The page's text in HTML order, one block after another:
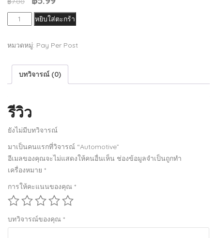
price
was:
price
is:
จำนวน
หยิบใส่ตะกร้า
หมวดหมู่: Pay Per Post
บทวิจารณ์ (0)
รีวิว
ยังไม่มีบทวิจารณ์
มาเป็นคนแรกที่วิจารณ์ “Automotive”
อีเมลของคุณจะไม่แสดงให้คนอื่นเห็น ช่องข้อมูลจำเป็นถูกทำ
เครื่องหมาย *
การให้คะแนนของคุณ *
บทวิจารณ์ของคุณ *